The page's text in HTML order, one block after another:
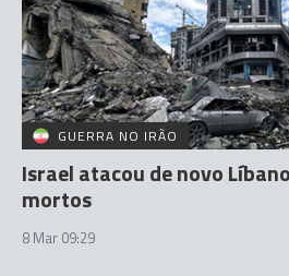
GUERRA NO IRÃO
Israel atacou de novo
mortos
8 Mar 09:29